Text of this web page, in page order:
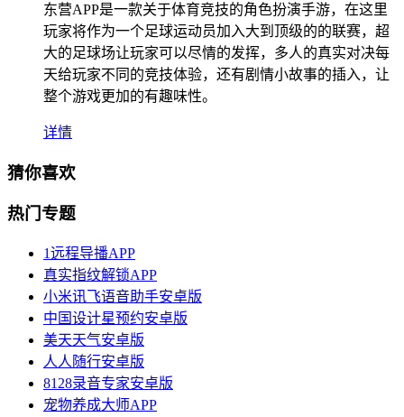
东营APP是一款关于体育竞技的角色扮演手游，在这里
玩家将作为一个足球运动员加入大到顶级的的联赛，超
大的足球场让玩家可以尽情的发挥，多人的真实对决每
天给玩家不同的竞技体验，还有剧情小故事的插入，让
整个游戏更加的有趣味性。
详情
猜你喜欢
热门专题
1远程导播APP
真实指纹解锁APP
小米讯飞语音助手安卓版
中国设计星预约安卓版
美天天气安卓版
人人随行安卓版
8128录音专家安卓版
宠物养成大师APP